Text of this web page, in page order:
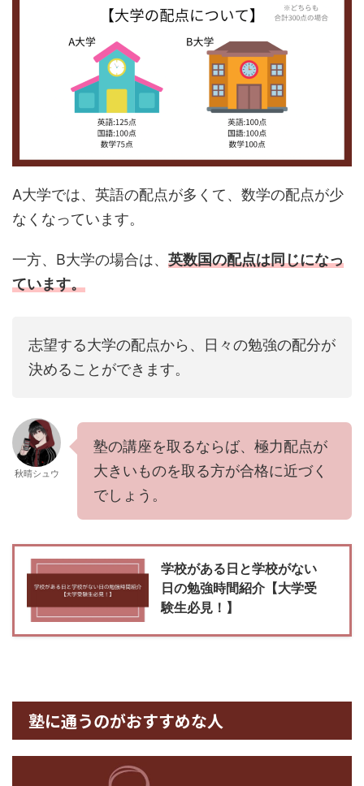
A大学では、英語の配点が多くて、数学の配点が少
なくなっています。
一方、B大学の場合は、 英数国の配点は同じになっ
ています。
志望する大学の配点から、日々の勉強の配分が
決めることができます。
秋晴シュウ
塾の講座を取るならば、極力配点が
大きいものを取る方が合格に近づく
でしょう。
学校がある日と学校がない
日の勉強時間紹介【大学受
験生必見！】
塾に通うのがおすすめな人